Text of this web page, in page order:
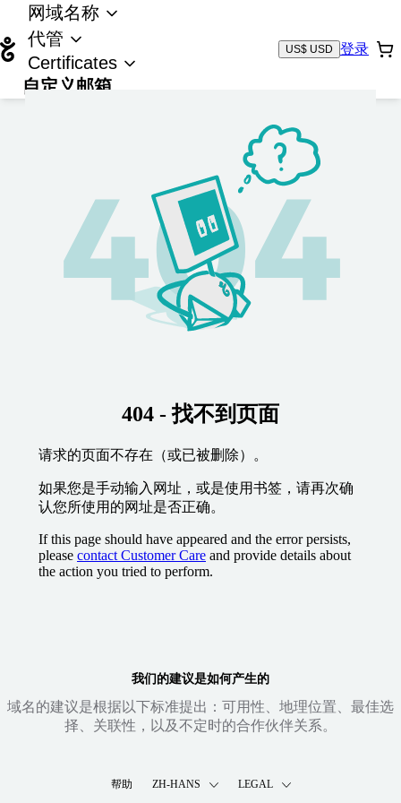
网域名称
代管
Certificates
自定义邮箱
US$ USD 登录
404 - 找不到页面
请求的页面不存在（或已被删除）。
如果您是手动输入网址，或是使用书签，请再次确
认您所使用的网址是否正确。
If this page should have appeared and the error persists,
please contact Customer Care and provide details about
the action you tried to perform.
我们的建议是如何产生的
域名的建议是根据以下标准提出：可用性、地理位置、最佳选
择、关联性，以及不定时的合作伙伴关系。
帮助 ZH-HANS LEGAL